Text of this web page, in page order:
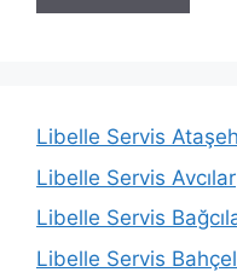
Libelle Servis
Libelle Servis Avcılar
Libelle Servis
Libelle Servis